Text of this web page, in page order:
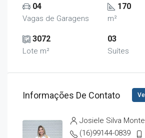
04
Vagas de Garagens
170
m²
3072
Lote m²
03
Suítes
Informações De Contato
Josiele Silva
(16)99144-0839